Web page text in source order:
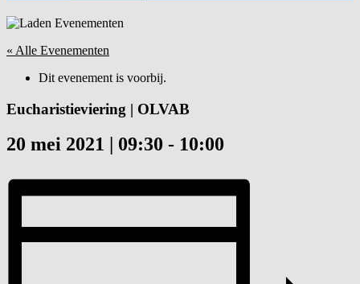
« Alle Evenementen
Dit evenement is voorbij.
Eucharistieviering | OLVAB
20 mei 2021 | 09:30 - 10:00